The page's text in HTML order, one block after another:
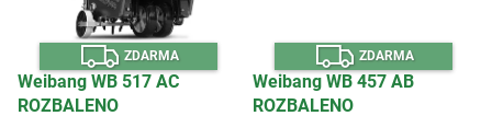
Z
D
A
R
M
ZDARMA
Weibang WB 517 AC
ROZBALENO
Z
D
A
R
M
ZDARMA
Weibang WB 457 AB
ROZBALENO